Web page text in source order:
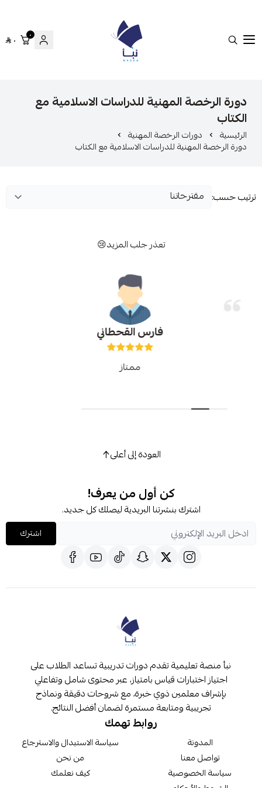
منصة نبأ
٠ ٠
دورة الرخصة المهنية للدراسات الاسلامية مع
الكتاب
الرئيسية دورات الرخصة المهنية
دورة الرخصة المهنية للدراسات الاسلامية مع الكتاب
ترتيب حسب:
تعذر جلب المزيد😢
فارس القحطاني
ممتاز
العودة إلى أعلى
كن أول من يعرف!
اشترك بنشرتنا البريدية ليصلك كل جديد.
اشترك
نبأ منصة تعليمية تقدم دورات تدريبية تساعد الطلاب على
اجتياز اختبارات قياس بامتياز، عبر محتوى شامل وتفاعلي
بإشراف معلمين ذوي خبرة، مع شروحات دقيقة ونماذج
تجريبية ومتابعة مستمرة لضمان أفضل النتائج.
روابط تهمك
المدونة
تواصل معنا
سياسة الخصوصية
سياسة الاستبدال والاسترجاع
من نحن
كيف نعلمك